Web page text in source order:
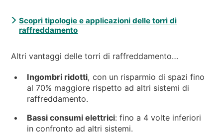
Scopri tipologie e applicazioni delle torri di
raffreddamento
Altri vantaggi delle torri di raffreddamento…
Ingombri ridotti, con un risparmio di spazi fino
al 70% maggiore rispetto ad altri sistemi di
raffreddamento.
Bassi consumi elettrici: fino a 4 volte inferiori
in confronto ad altri sistemi.